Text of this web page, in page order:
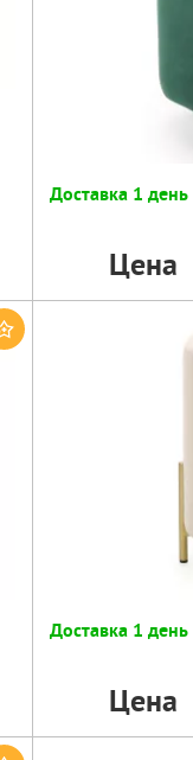
Доставка 1 день
Цена
Доставка 1 день
Цена